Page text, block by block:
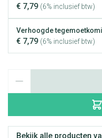
€ 7,79 (6% inclusief btw)
Verhoogde
€ 7,79 (6% inclusief btw)
Bekijk alle producten